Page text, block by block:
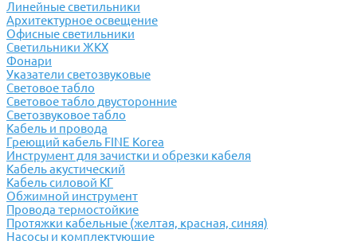
Линейные светильники
Архитектурное освещение
Офисные светильники
Светильники ЖКХ
Фонари
Указатели светозвуковые
Световое табло
Световое табло двусторонние
Светозвуковое табло
Кабель и провода
Греющий кабель FINE Korea
Инструмент для зачистки и обрезки кабеля
Кабель акустический
Кабель силовой КГ
Обжимной инструмент
Провода термостойкие
Протяжки кабельные (желтая, красная, синяя)
Насосы и комплектующие